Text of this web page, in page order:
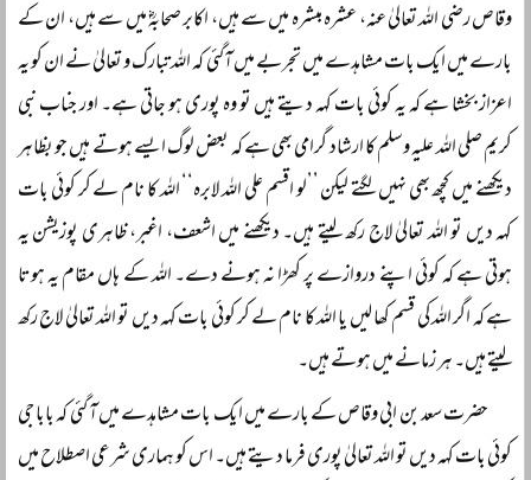
وقاص رضی اللہ تعالیٰ عنہ، عشرہ مبشرہ میں سے ہیں، اکابر صحابہؓ میں سے ہیں، ان کے
بارے میں ایک بات مشاہدے میں تجربے میں آگئی کہ اللہ تبارک و تعالیٰ نے ان کو یہ
اعزاز بخشا ہے کہ یہ کوئی بات کہہ دیتے ہیں تو وہ پوری ہو جاتی ہے۔ اور جناب نبی
کریم صلی اللہ علیہ وسلم کا ارشاد گرامی بھی ہے کہ بعض لوگ ایسے ہوتے ہیں جو بظاہر
دیکھنے میں کچھ بھی نہیں لگتے لیکن ’’لو اقسم علی اللہ لابرہ‘‘ اللہ کا نام لے کر کوئی بات
کہہ دیں تو اللہ تعالیٰ لاج رکھ لیتے ہیں۔ دیکھنے میں اشعف، اغبر، ظاہری پوزیشن یہ
ہوتی ہے کہ کوئی اپنے دروازے پر کھڑا نہ ہونے دے۔ اللہ کے ہاں مقام یہ ہوتا
ہے کہ اگر اللہ کی قسم کھا لیں یا اللہ کا نام لے کر کوئی بات کہہ دیں تو اللہ تعالیٰ لاج رکھ
لیتے ہیں۔ ہر زمانے میں ہوتے ہیں۔
حضرت سعد بن ابی وقاص کے بارے میں ایک بات مشاہدے میں آ گئی کہ بابا جی
کوئی بات کہہ دیں تو اللہ تعالیٰ پوری فرما دیتے ہیں۔ اس کو ہماری شرعی اصطلاح میں